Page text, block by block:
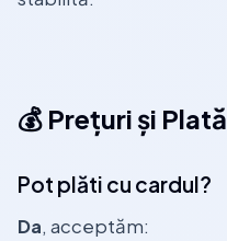
💰 Prețuri și Plată
Pot plăti cu cardul?
Da, acceptăm: